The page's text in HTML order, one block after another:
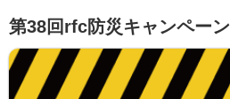
第38回rfc防災キャンペーン